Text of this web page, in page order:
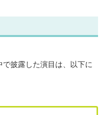
で披露した演目は、以下に